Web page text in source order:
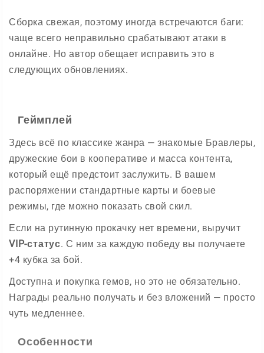
Сборка свежая, поэтому иногда встречаются баги:
чаще всего неправильно срабатывают атаки в
онлайне. Но автор обещает исправить это в
следующих обновлениях.
Геймплей
Здесь всё по классике жанра — знакомые Бравлеры,
дружеские бои в кооперативе и масса контента,
который ещё предстоит заслужить. В вашем
распоряжении стандартные карты и боевые
режимы, где можно показать свой скил.
Если на рутинную прокачку нет времени, выручит
VIP-статус. С ним за каждую победу вы получаете
+4 кубка за бой.
Доступна и покупка гемов, но это не обязательно.
Награды реально получать и без вложений — просто
чуть медленнее.
Особенности